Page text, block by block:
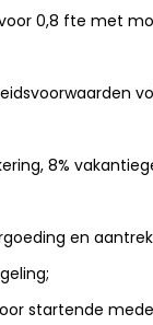
0,8 fte met
8%
en
startende